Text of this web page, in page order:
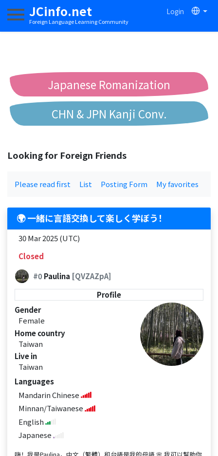
JCinfo.net
Foreign Language Learning Community
Login
Toggle navigation
Japanese Romanization
CHN & JPN Kanji Conv.
Looking for Foreign Friends
Please read first List Posting Form My favorites
🌍 一緒に言語交換して楽しく学ぼう！
30 Mar 2025 (UTC)
Closed
#0Paulina [QVZAZpA]
Profile
Gender
Female
Home country
Taiwan
Live in
Taiwan
Languages
Mandarin Chinese
Minnan/Taiwanese
English
Japanese